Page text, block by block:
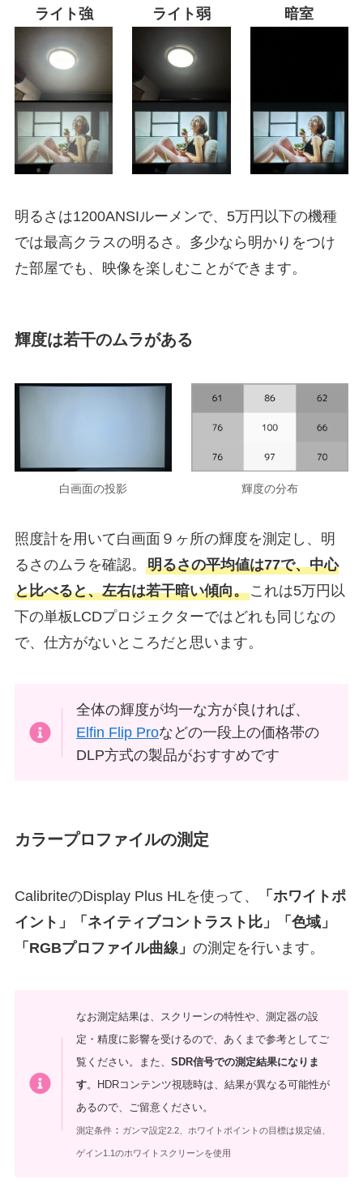
ライト強 ライト弱 暗室
明るさは1200ANSIルーメンで、5万円以下の機種
では最高クラスの明るさ。多少なら明かりをつけ
た部屋でも、映像を楽しむことができます。
輝度は若干のムラがある
白画面の投影 輝度の分布
照度計を用いて白画面９ヶ所の輝度を測定し、明
るさのムラを確認。 明るさの平均値は77で、中心
と比べると、左右は若干暗い傾向。これは5万円以
下の単板LCDプロジェクターではどれも同じなの
で、仕方がないところだと思います。
全体の輝度が均一な方が良ければ、
Elfin Flip Proなどの一段上の価格帯の
DLP方式の製品がおすすめです
カラープロファイルの測定
CalibriteのDisplay Plus HLを使って、
「ホワイトポ
イント」「ネイティブコントラスト比」「色域」
「RGBプロファイル曲線」 の測定を行います。
なお測定結果は、スクリーンの特性や、測定器の設
定・精度に影響を受けるので、あくまで参考としてご
覧ください。また、SDR信号での測定結果になりま
す。HDRコンテンツ視聴時は、結果が異なる可能性が
あるので、ご留意ください。
測定条件 ： ガンマ設定2.2、ホワイトポイントの目標は規定値、
ゲイン1.1のホワイトスクリーンを使用